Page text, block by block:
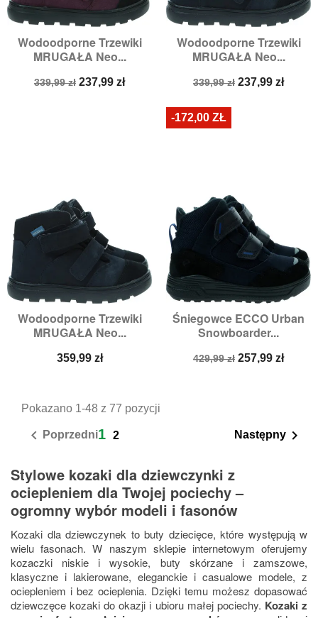
Wodoodporne Trzewiki
MRUGAŁA Neo...
Cena
339,99 zł Cena
237,99 zł
Wodoodporne Trzewiki
MRUGAŁA Neo...
Cena
339,99 zł Cena
237,99 zł
Wodoodporne Trzewiki
MRUGAŁA Neo...
Cena
359,99 zł
Śniegowce ECCO Urban
Snowboarder...
Cena
429,99 zł Cena
257,99 zł
-172,00 ZŁ
Pokazano 1-48 z 77 pozycji
 Poprzedni1 2 Następny 
Stylowe kozaki dla dziewczynki z
ociepleniem dla Twojej pociechy –
ogromny wybór modeli i fasonów
Kozaki dla dziewczynek to buty dziecięce, które występują w
wielu fasonach. W naszym sklepie internetowym oferujemy
kozaczki niskie i wysokie, buty skórzane i zamszowe,
klasyczne i lakierowane, eleganckie i casualowe modele, z
ociepleniem i bez ocieplenia. Dzięki temu możesz dopasować
dziewczęce kozaki do okazji i ubioru małej pociechy. Kozaki z